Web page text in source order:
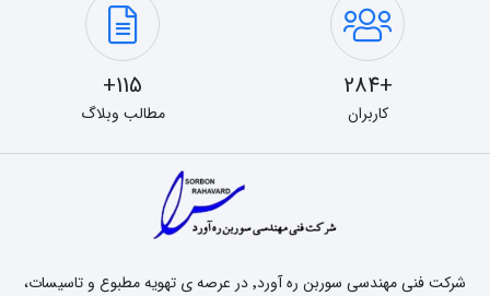
+284
کاربران
115+
مطالب وبلاگ
شرکت فنی مهندسی سوربن ره آورد٬ در عرصه ی تهویه مطبوع و تاسیسات،